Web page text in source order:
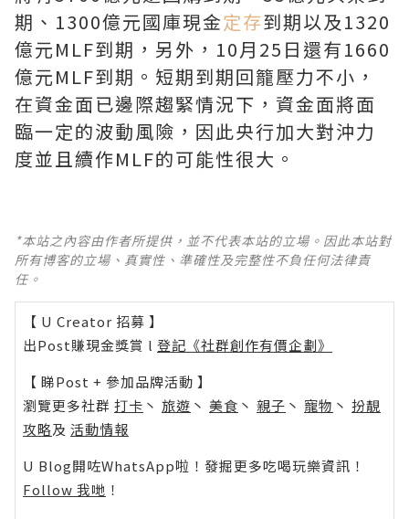
期、1300億元國庫現金定存到期以及1320
億元MLF到期，另外，10月25日還有1660
億元MLF到期。短期到期回籠壓力不小，
在資金面已邊際趨緊情況下，資金面將面
臨一定的波動風險，因此央行加大對沖力
度並且續作MLF的可能性很大。
*本站之內容由作者所提供，並不代表本站的立場。因此本站對
所有博客的立場、真實性、準確性及完整性不負任何法律責
任。
【 U Creator 招募 】
出Post賺現金獎賞 l 登記《社群創作有價企劃》
【 睇Post + 參加品牌活動 】
瀏覽更多社群 打卡 丶 旅遊 丶 美食 丶 親子 丶 寵物 丶 扮靚
攻略及 活動情報
U Blog開咗WhatsApp啦！發掘更多吃喝玩樂資訊！
Follow 我哋 ！